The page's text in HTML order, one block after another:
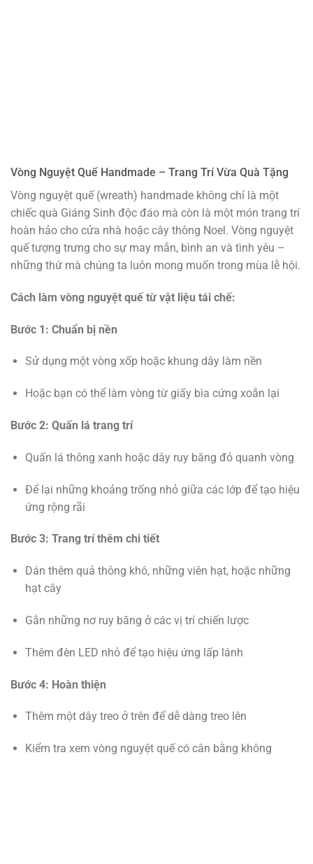
Vòng Nguyệt Quế Handmade – Trang Trí Vừa Quà Tặng
Vòng nguyệt quế (wreath) handmade không chỉ là một
chiếc quà Giáng Sinh độc đáo mà còn là một món trang trí
hoàn hảo cho cửa nhà hoặc cây thông Noel. Vòng nguyệt
quế tượng trưng cho sự may mắn, bình an và tình yêu –
những thứ mà chúng ta luôn mong muốn trong mùa lễ hội.
Cách làm vòng nguyệt quế từ vật liệu tái chế:
Bước 1: Chuẩn bị nền
Sử dụng một vòng xốp hoặc khung dây làm nền
Hoặc bạn có thể làm vòng từ giấy bìa cứng xoắn lại
Bước 2: Quấn lá trang trí
Quấn lá thông xanh hoặc dây ruy băng đỏ quanh vòng
Để lại những khoảng trống nhỏ giữa các lớp để tạo hiệu
ứng rộng rãi
Bước 3: Trang trí thêm chi tiết
Dán thêm quả thông khô, những viên hạt, hoặc những
hạt cây
Gắn những nơ ruy băng ở các vị trí chiến lược
Thêm đèn LED nhỏ để tạo hiệu ứng lấp lánh
Bước 4: Hoàn thiện
Thêm một dây treo ở trên để dễ dàng treo lên
Kiểm tra xem vòng nguyệt quế có cân bằng không